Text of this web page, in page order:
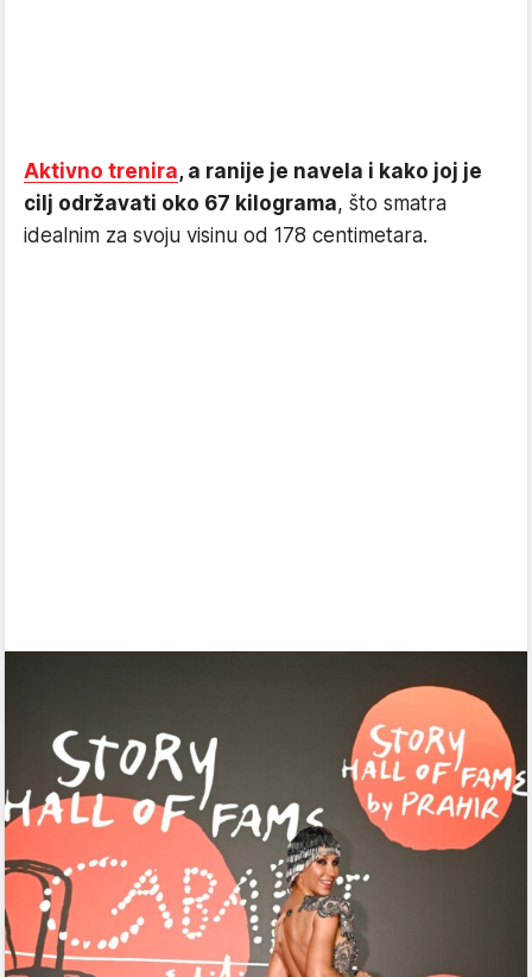
Aktivno trenira, a ranije je navela i kako joj je
cilj održavati oko 67 kilograma, što smatra
idealnim za svoju visinu od 178 centimetara.